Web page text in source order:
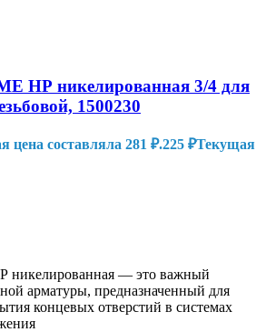
НР никелированная 3/4 для
1500230
цена составляла 281 ₽.225 ₽Текущая
никелированная — это важный
арматуры, предназначенный для
концевых отверстий в системах